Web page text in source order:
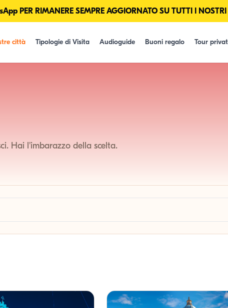
PER RIMANERE SEMPRE AGGIORNATO SU TUTTI I NOSTRI
città Tipologie di Visita Audioguide Buoni regalo Tour
Hai l'imbarazzo della scelta.